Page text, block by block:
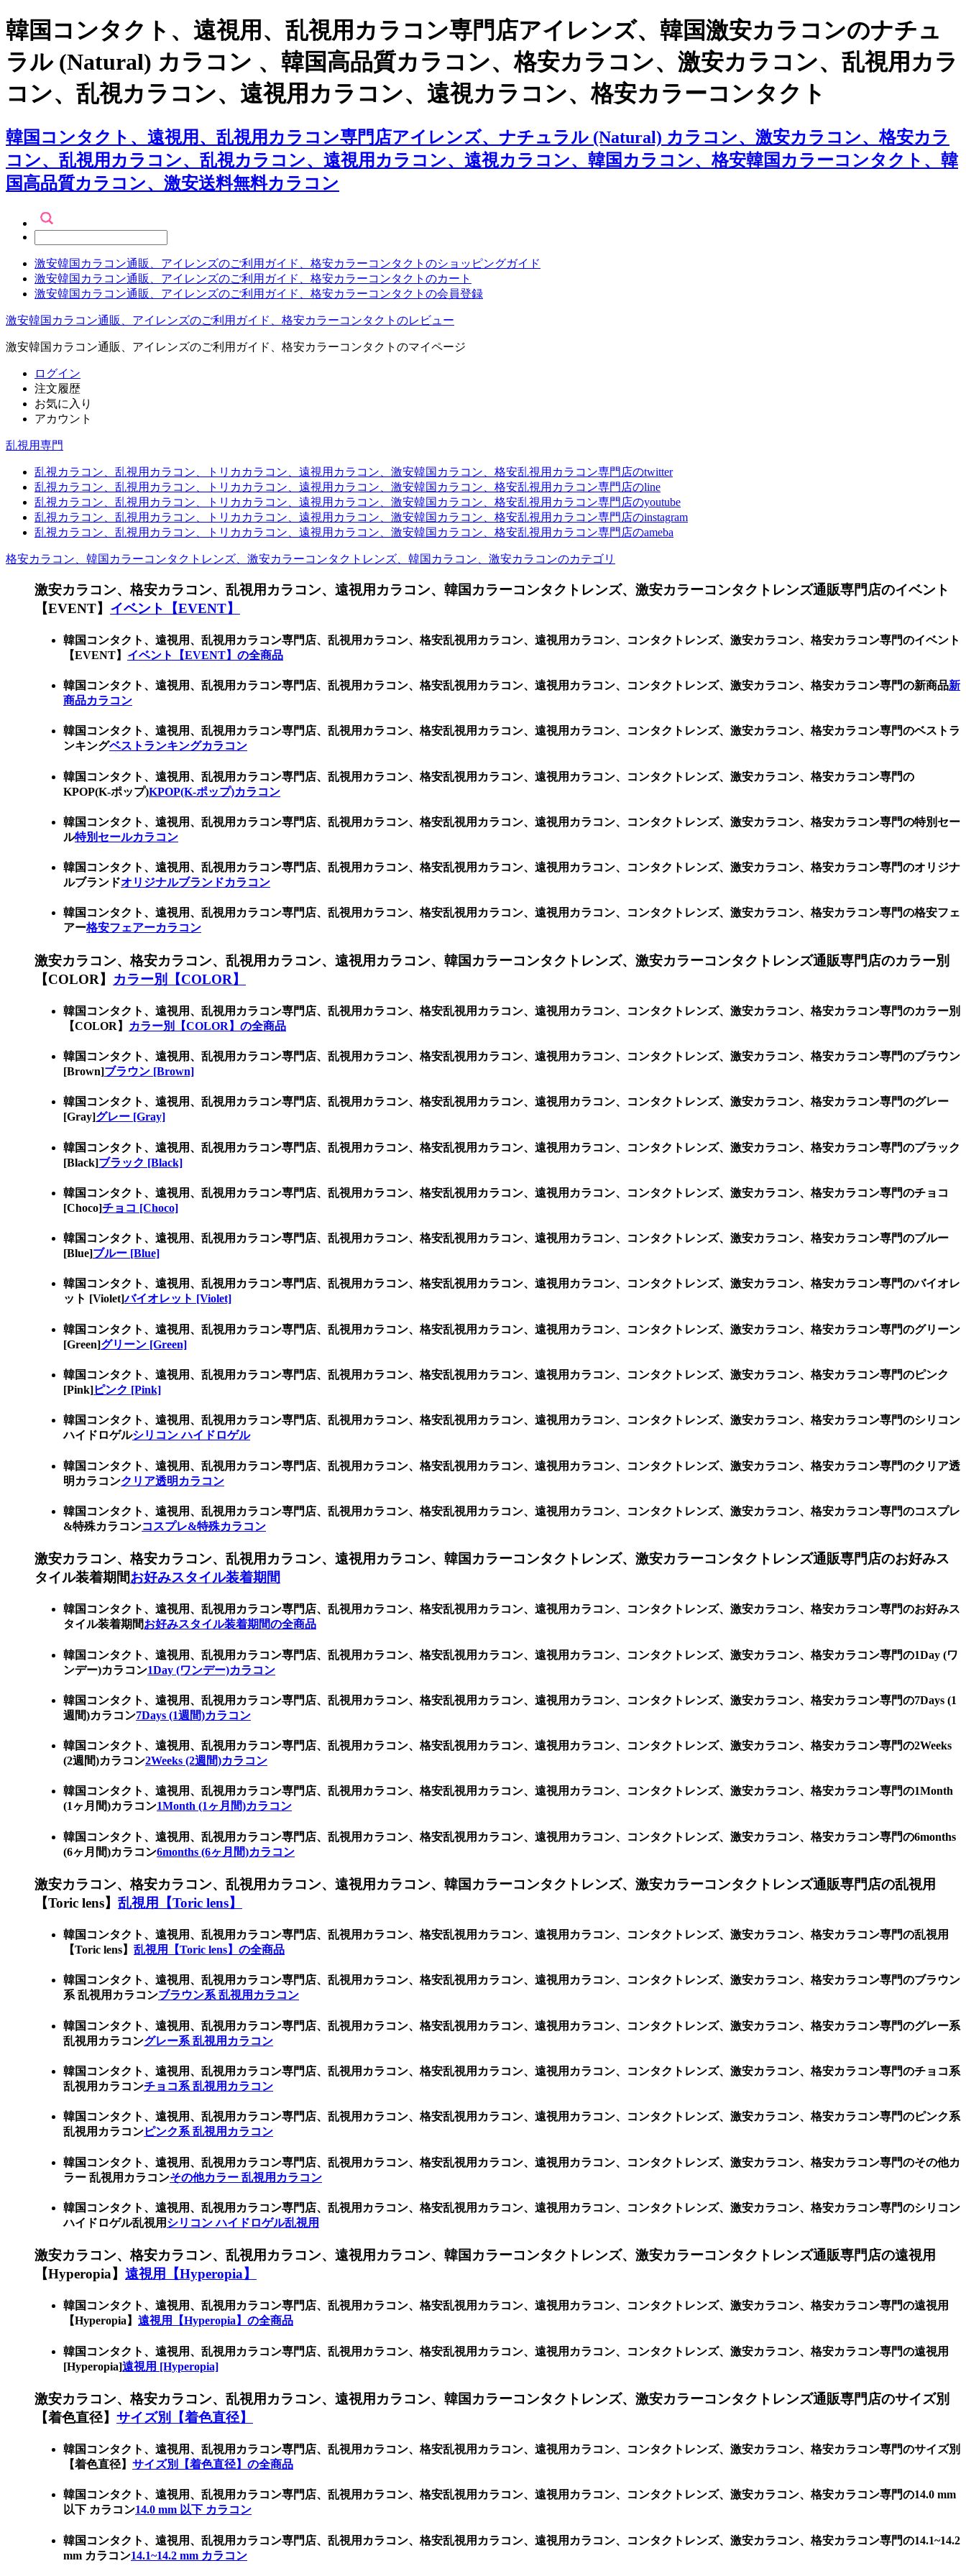
韓国コンタクト、遠視用、乱視用カラコン専門店アイレンズ、韓国激安カラコンのナチュ
ラル (Natural) カラコン 、韓国高品質カラコン、格安カラコン、激安カラコン、乱視用カラ
コン、乱視カラコン、遠視用カラコン、遠視カラコン、格安カラーコンタクト
韓国コンタクト、遠視用、乱視用カラコン専門店アイレンズ、ナチュラル (Natural) カラコン、激安カラコン、格安カラ
コン、乱視用カラコン、乱視カラコン、遠視用カラコン、遠視カラコン、韓国カラコン、格安韓国カラーコンタクト、韓
国高品質カラコン、激安送料無料カラコン
激安韓国カラコン通販、アイレンズのご利用ガイド、格安カラーコンタクトのショッピングガイド
激安韓国カラコン通販、アイレンズのご利用ガイド、格安カラーコンタクトのカート
激安韓国カラコン通販、アイレンズのご利用ガイド、格安カラーコンタクトの会員登録
激安韓国カラコン通販、アイレンズのご利用ガイド、格安カラーコンタクトのレビュー
激安韓国カラコン通販、アイレンズのご利用ガイド、格安カラーコンタクトのマイページ
ログイン
注文履歴
お気に入り
アカウント
乱視用専門
乱視カラコン、乱視用カラコン、トリカカラコン、遠視用カラコン、激安韓国カラコン、格安乱視用カラコン専門店のtwitter
乱視カラコン、乱視用カラコン、トリカカラコン、遠視用カラコン、激安韓国カラコン、格安乱視用カラコン専門店のline
乱視カラコン、乱視用カラコン、トリカカラコン、遠視用カラコン、激安韓国カラコン、格安乱視用カラコン専門店のyoutube
乱視カラコン、乱視用カラコン、トリカカラコン、遠視用カラコン、激安韓国カラコン、格安乱視用カラコン専門店のinstagram
乱視カラコン、乱視用カラコン、トリカカラコン、遠視用カラコン、激安韓国カラコン、格安乱視用カラコン専門店のameba
格安カラコン、韓国カラーコンタクトレンズ、激安カラーコンタクトレンズ、韓国カラコン、激安カラコンのカテゴリ
激安カラコン、格安カラコン、乱視用カラコン、遠視用カラコン、韓国カラーコンタクトレンズ、激安カラーコンタクトレンズ通販専門店のイベント
【EVENT】 イベント【EVENT】
韓国コンタクト、遠視用、乱視用カラコン専門店、乱視用カラコン、格安乱視用カラコン、遠視用カラコン、コンタクトレンズ、激安カラコン、格安カラコン専門のイベント
【EVENT】 イベント【EVENT】の全商品
韓国コンタクト、遠視用、乱視用カラコン専門店、乱視用カラコン、格安乱視用カラコン、遠視用カラコン、コンタクトレンズ、激安カラコン、格安カラコン専門の新商品新
商品カラコン
韓国コンタクト、遠視用、乱視用カラコン専門店、乱視用カラコン、格安乱視用カラコン、遠視用カラコン、コンタクトレンズ、激安カラコン、格安カラコン専門のベストラ
ンキングベストランキングカラコン
韓国コンタクト、遠視用、乱視用カラコン専門店、乱視用カラコン、格安乱視用カラコン、遠視用カラコン、コンタクトレンズ、激安カラコン、格安カラコン専門の
KPOP(K-ポップ)KPOP(K-ポップ)カラコン
韓国コンタクト、遠視用、乱視用カラコン専門店、乱視用カラコン、格安乱視用カラコン、遠視用カラコン、コンタクトレンズ、激安カラコン、格安カラコン専門の特別セー
ル特別セールカラコン
韓国コンタクト、遠視用、乱視用カラコン専門店、乱視用カラコン、格安乱視用カラコン、遠視用カラコン、コンタクトレンズ、激安カラコン、格安カラコン専門のオリジナ
ルブランドオリジナルブランドカラコン
韓国コンタクト、遠視用、乱視用カラコン専門店、乱視用カラコン、格安乱視用カラコン、遠視用カラコン、コンタクトレンズ、激安カラコン、格安カラコン専門の格安フェ
アー格安フェアーカラコン
激安カラコン、格安カラコン、乱視用カラコン、遠視用カラコン、韓国カラーコンタクトレンズ、激安カラーコンタクトレンズ通販専門店のカラー別
【COLOR】 カラー別【COLOR】
韓国コンタクト、遠視用、乱視用カラコン専門店、乱視用カラコン、格安乱視用カラコン、遠視用カラコン、コンタクトレンズ、激安カラコン、格安カラコン専門のカラー別
【COLOR】
カラー別【COLOR】の全商品
韓国コンタクト、遠視用、乱視用カラコン専門店、乱視用カラコン、格安乱視用カラコン、遠視用カラコン、コンタクトレンズ、激安カラコン、格安カラコン専門のブラウン
[Brown]ブラウン [Brown]
韓国コンタクト、遠視用、乱視用カラコン専門店、乱視用カラコン、格安乱視用カラコン、遠視用カラコン、コンタクトレンズ、激安カラコン、格安カラコン専門のグレー
[Gray]グレー [Gray]
韓国コンタクト、遠視用、乱視用カラコン専門店、乱視用カラコン、格安乱視用カラコン、遠視用カラコン、コンタクトレンズ、激安カラコン、格安カラコン専門のブラック
[Black]ブラック [Black]
韓国コンタクト、遠視用、乱視用カラコン専門店、乱視用カラコン、格安乱視用カラコン、遠視用カラコン、コンタクトレンズ、激安カラコン、格安カラコン専門のチョコ
[Choco]チョコ [Choco]
韓国コンタクト、遠視用、乱視用カラコン専門店、乱視用カラコン、格安乱視用カラコン、遠視用カラコン、コンタクトレンズ、激安カラコン、格安カラコン専門のブルー
[Blue]ブルー [Blue]
韓国コンタクト、遠視用、乱視用カラコン専門店、乱視用カラコン、格安乱視用カラコン、遠視用カラコン、コンタクトレンズ、激安カラコン、格安カラコン専門のバイオレ
ット [Violet]バイオレット [Violet]
韓国コンタクト、遠視用、乱視用カラコン専門店、乱視用カラコン、格安乱視用カラコン、遠視用カラコン、コンタクトレンズ、激安カラコン、格安カラコン専門のグリーン
[Green]グリーン [Green]
韓国コンタクト、遠視用、乱視用カラコン専門店、乱視用カラコン、格安乱視用カラコン、遠視用カラコン、コンタクトレンズ、激安カラコン、格安カラコン専門のピンク
[Pink]ピンク [Pink]
韓国コンタクト、遠視用、乱視用カラコン専門店、乱視用カラコン、格安乱視用カラコン、遠視用カラコン、コンタクトレンズ、激安カラコン、格安カラコン専門のシリコン
ハイドロゲルシリコン ハイドロゲル
韓国コンタクト、遠視用、乱視用カラコン専門店、乱視用カラコン、格安乱視用カラコン、遠視用カラコン、コンタクトレンズ、激安カラコン、格安カラコン専門のクリア透
明カラコンクリア透明カラコン
韓国コンタクト、遠視用、乱視用カラコン専門店、乱視用カラコン、格安乱視用カラコン、遠視用カラコン、コンタクトレンズ、激安カラコン、格安カラコン専門のコスプレ
&特殊カラコンコスプレ&特殊カラコン
激安カラコン、格安カラコン、乱視用カラコン、遠視用カラコン、韓国カラーコンタクトレンズ、激安カラーコンタクトレンズ通販専門店のお好みス
タイル装着期間お好みスタイル装着期間
韓国コンタクト、遠視用、乱視用カラコン専門店、乱視用カラコン、格安乱視用カラコン、遠視用カラコン、コンタクトレンズ、激安カラコン、格安カラコン専門のお好みス
タイル装着期間お好みスタイル装着期間の全商品
韓国コンタクト、遠視用、乱視用カラコン専門店、乱視用カラコン、格安乱視用カラコン、遠視用カラコン、コンタクトレンズ、激安カラコン、格安カラコン専門の1Day (ワ
ンデー)カラコン1Day (ワンデー)カラコン
韓国コンタクト、遠視用、乱視用カラコン専門店、乱視用カラコン、格安乱視用カラコン、遠視用カラコン、コンタクトレンズ、激安カラコン、格安カラコン専門の7Days (1
週間)カラコン7Days (1週間)カラコン
韓国コンタクト、遠視用、乱視用カラコン専門店、乱視用カラコン、格安乱視用カラコン、遠視用カラコン、コンタクトレンズ、激安カラコン、格安カラコン専門の2Weeks
(2週間)カラコン2Weeks (2週間)カラコン
韓国コンタクト、遠視用、乱視用カラコン専門店、乱視用カラコン、格安乱視用カラコン、遠視用カラコン、コンタクトレンズ、激安カラコン、格安カラコン専門の1Month
(1ヶ月間)カラコン1Month (1ヶ月間)カラコン
韓国コンタクト、遠視用、乱視用カラコン専門店、乱視用カラコン、格安乱視用カラコン、遠視用カラコン、コンタクトレンズ、激安カラコン、格安カラコン専門の6months
(6ヶ月間)カラコン6months (6ヶ月間)カラコン
激安カラコン、格安カラコン、乱視用カラコン、遠視用カラコン、韓国カラーコンタクトレンズ、激安カラーコンタクトレンズ通販専門店の乱視用
【Toric lens】 乱視用【Toric lens】
韓国コンタクト、遠視用、乱視用カラコン専門店、乱視用カラコン、格安乱視用カラコン、遠視用カラコン、コンタクトレンズ、激安カラコン、格安カラコン専門の乱視用
【Toric lens】 乱視用【Toric lens】の全商品
韓国コンタクト、遠視用、乱視用カラコン専門店、乱視用カラコン、格安乱視用カラコン、遠視用カラコン、コンタクトレンズ、激安カラコン、格安カラコン専門のブラウン
系 乱視用カラコンブラウン系 乱視用カラコン
韓国コンタクト、遠視用、乱視用カラコン専門店、乱視用カラコン、格安乱視用カラコン、遠視用カラコン、コンタクトレンズ、激安カラコン、格安カラコン専門のグレー系
乱視用カラコングレー系 乱視用カラコン
韓国コンタクト、遠視用、乱視用カラコン専門店、乱視用カラコン、格安乱視用カラコン、遠視用カラコン、コンタクトレンズ、激安カラコン、格安カラコン専門のチョコ系
乱視用カラコンチョコ系 乱視用カラコン
韓国コンタクト、遠視用、乱視用カラコン専門店、乱視用カラコン、格安乱視用カラコン、遠視用カラコン、コンタクトレンズ、激安カラコン、格安カラコン専門のピンク系
乱視用カラコンピンク系 乱視用カラコン
韓国コンタクト、遠視用、乱視用カラコン専門店、乱視用カラコン、格安乱視用カラコン、遠視用カラコン、コンタクトレンズ、激安カラコン、格安カラコン専門のその他カ
ラー 乱視用カラコンその他カラー 乱視用カラコン
韓国コンタクト、遠視用、乱視用カラコン専門店、乱視用カラコン、格安乱視用カラコン、遠視用カラコン、コンタクトレンズ、激安カラコン、格安カラコン専門のシリコン
ハイドロゲル乱視用 シリコン ハイドロゲル乱視用
激安カラコン、格安カラコン、乱視用カラコン、遠視用カラコン、韓国カラーコンタクトレンズ、激安カラーコンタクトレンズ通販専門店の遠視用
【Hyperopia】 遠視用【Hyperopia】
韓国コンタクト、遠視用、乱視用カラコン専門店、乱視用カラコン、格安乱視用カラコン、遠視用カラコン、コンタクトレンズ、激安カラコン、格安カラコン専門の遠視用
【Hyperopia】 遠視用【Hyperopia】の全商品
韓国コンタクト、遠視用、乱視用カラコン専門店、乱視用カラコン、格安乱視用カラコン、遠視用カラコン、コンタクトレンズ、激安カラコン、格安カラコン専門の遠視用
[Hyperopia]遠視用 [Hyperopia]
激安カラコン、格安カラコン、乱視用カラコン、遠視用カラコン、韓国カラーコンタクトレンズ、激安カラーコンタクトレンズ通販専門店のサイズ別
【着色直径】 サイズ別【着色直径】
韓国コンタクト、遠視用、乱視用カラコン専門店、乱視用カラコン、格安乱視用カラコン、遠視用カラコン、コンタクトレンズ、激安カラコン、格安カラコン専門のサイズ別
【着色直径】 サイズ別【着色直径】の全商品
韓国コンタクト、遠視用、乱視用カラコン専門店、乱視用カラコン、格安乱視用カラコン、遠視用カラコン、コンタクトレンズ、激安カラコン、格安カラコン専門の14.0 mm
以下 カラコン14.0 mm 以下 カラコン
韓国コンタクト、遠視用、乱視用カラコン専門店、乱視用カラコン、格安乱視用カラコン、遠視用カラコン、コンタクトレンズ、激安カラコン、格安カラコン専門の14.1~14.2
mm カラコン14.1~14.2 mm カラコン